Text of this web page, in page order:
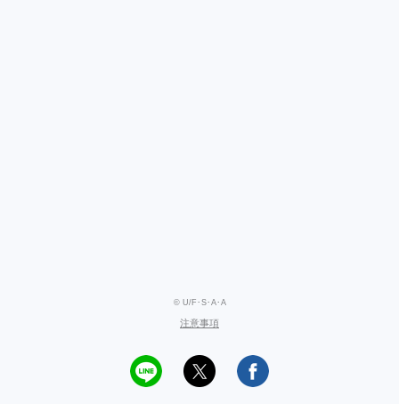
© U/F･S･A･A
注意事項